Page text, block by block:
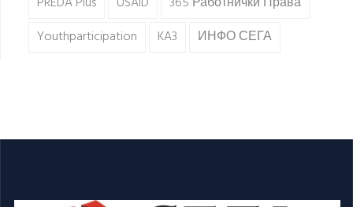
Youthparticipation
KA3 ИНФО СЕГА